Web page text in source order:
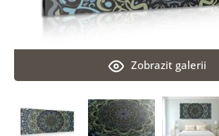
Zobrazit galerii